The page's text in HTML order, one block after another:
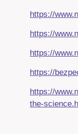
https://
https://
https://
https://
https://
the-